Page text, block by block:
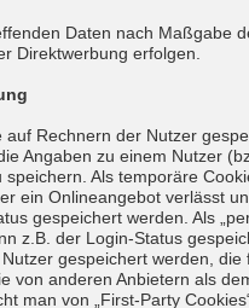
Daten nach Maßgabe
Direktwerbung erfolgen.
auf Rechnern der Nutzer
Angaben zu einem Nutzer
Als temporäre
ein Onlineangebot verlässt
gespeichert werden. Als
z.B. der Login-Status
gespeichert werden,
von anderen Anbietern als
man von „First-Party